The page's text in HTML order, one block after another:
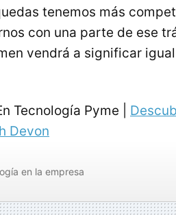
tenemos más
con una parte de ese
vendrá a significar
Tecnología Pyme |
Devon
en la empresa